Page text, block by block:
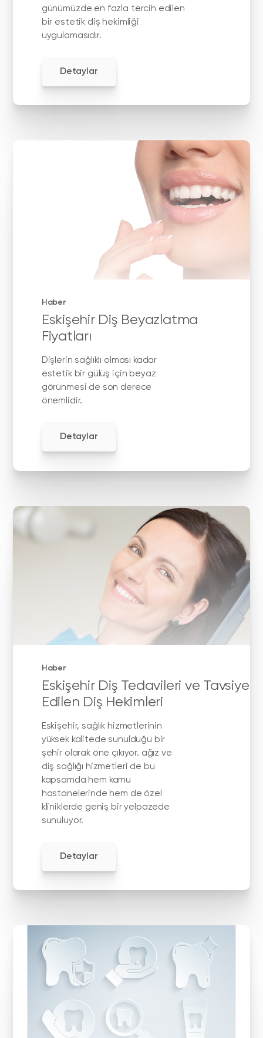
günümüzde en fazla tercih edilen
bir estetik diş hekimliği
uygulamasıdır.
Detaylar
Haber
Eskişehir Diş Beyazlatma
Fiyatları
Dişlerin sağlıklı olması kadar
estetik bir gülüş için beyaz
görünmesi de son derece
önemlidir.
Detaylar
Haber
Eskişehir Diş Tedavileri ve Tavsiye
Edilen Diş Hekimleri
Eskişehir, sağlık hizmetlerinin
yüksek kalitede sunulduğu bir
şehir olarak öne çıkıyor. ağız ve
diş sağlığı hizmetleri de bu
kapsamda hem kamu
hastanelerinde hem de özel
kliniklerde geniş bir yelpazede
sunuluyor.
Detaylar